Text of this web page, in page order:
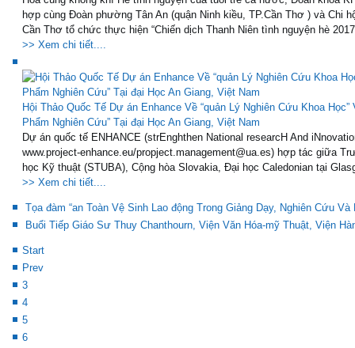
hợp cùng Đoàn phường Tân An (quận Ninh kiều, TP.Cần Thơ ) và Chi
Cần Thơ tổ chức thực hiện “Chiến dịch Thanh Niên tình nguyện hè
>> Xem chi tiết....
Hội Thảo Quốc Tế Dự án Enhance Về “quản Lý Nghiên Cứu Khoa
Phẩm Nghiên Cứu” Tại đại Học An Giang, Việt Nam
Dự án quốc tế ENHANCE (strEnghthen National researcH And
www.project-enhance.eu/propject.management@ua.es) hợp tác giữa
học Kỹ thuật (STUBA), Cộng hòa Slovakia, Đại học Caledonian tại
>> Xem chi tiết....
Tọa đàm “an Toàn Vệ Sinh Lao động Trong Giảng Dạy, Nghiên Cứu Và
Buổi Tiếp Giáo Sư Thuy Chanthourn, Viện Văn Hóa-mỹ Thuật, Viện
Start
Prev
3
4
5
6